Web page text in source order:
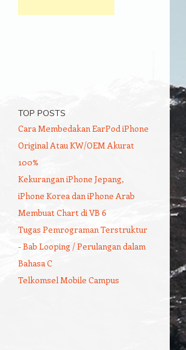
TOP POSTS
Cara Membedakan EarPod iPhone
Original Atau KW/OEM Akurat
100%
Kekurangan iPhone Jepang,
iPhone Korea dan iPhone Arab
Membuat Chart di VB 6
Tugas Pemrograman Terstruktur
- Bab Looping / Perulangan dalam
Bahasa C
Telkomsel Mobile Campus